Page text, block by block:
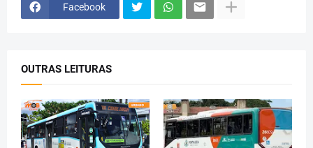
Facebook
OUTRAS LEITURAS